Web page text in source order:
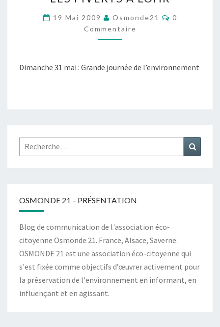
À
LOHR
19 Mai 2009 Osmonde21
0
Commentaire
Dimanche 31 mai : Grande journée de l’environnement
Rechercher :
OSMONDE 21 – PRÉSENTATION
Blog de communication de l'association éco-
citoyenne Osmonde 21. France, Alsace, Saverne.
OSMONDE 21 est une association éco-citoyenne qui
s'est fixée comme objectifs d’œuvrer activement pour
la préservation de l'environnement en informant, en
influençant et en agissant.